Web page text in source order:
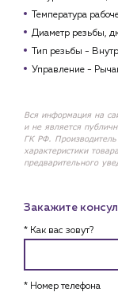
Температура
Диаметр резьбы,
Тип резьбы -
Управление -
Вся информация на
и не является
ГК РФ. Производитель
характеристики
предварительного
Закажите
* Как вас зовут?
* Номер телефона